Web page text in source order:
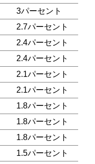
3パーセント
2.7パーセント
2.4パーセント
2.4パーセント
2.1パーセント
2.1パーセント
1.8パーセント
1.8パーセント
1.8パーセント
1.5パーセント